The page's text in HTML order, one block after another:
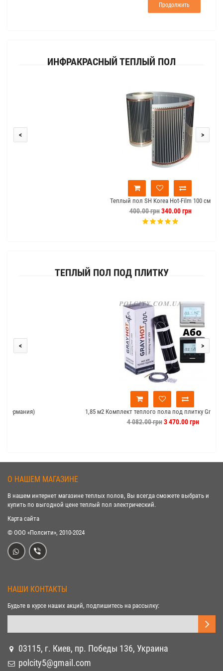
Продолжить
ИНФРАКРАСНЫЙ ТЕПЛЫЙ ПОЛ
Теплый пол SH Korea Hot-Film 100 см
340.00 грн
< >
ТЕПЛЫЙ ПОЛ ПОД ПЛИТКУ
1,85 м2 Комплект теплого пола под плитку GrayHot c Е51
3 470.00 грн
< >
О НАШЕМ МАГАЗИНЕ
В нашем интернет магазине теплых полов, Вы всегда сможете выбрать и
купить по выгодной цене теплый пол электрический.
Карта сайта
© ООО «Полсити», 2010-2024
НАШИ КОНТАКТЫ
Будьте в курсе наших акций, подпишитесь на рассылку:
03115, г. Киев, пр. Победы 136, Украина
polcity5@gmail.com